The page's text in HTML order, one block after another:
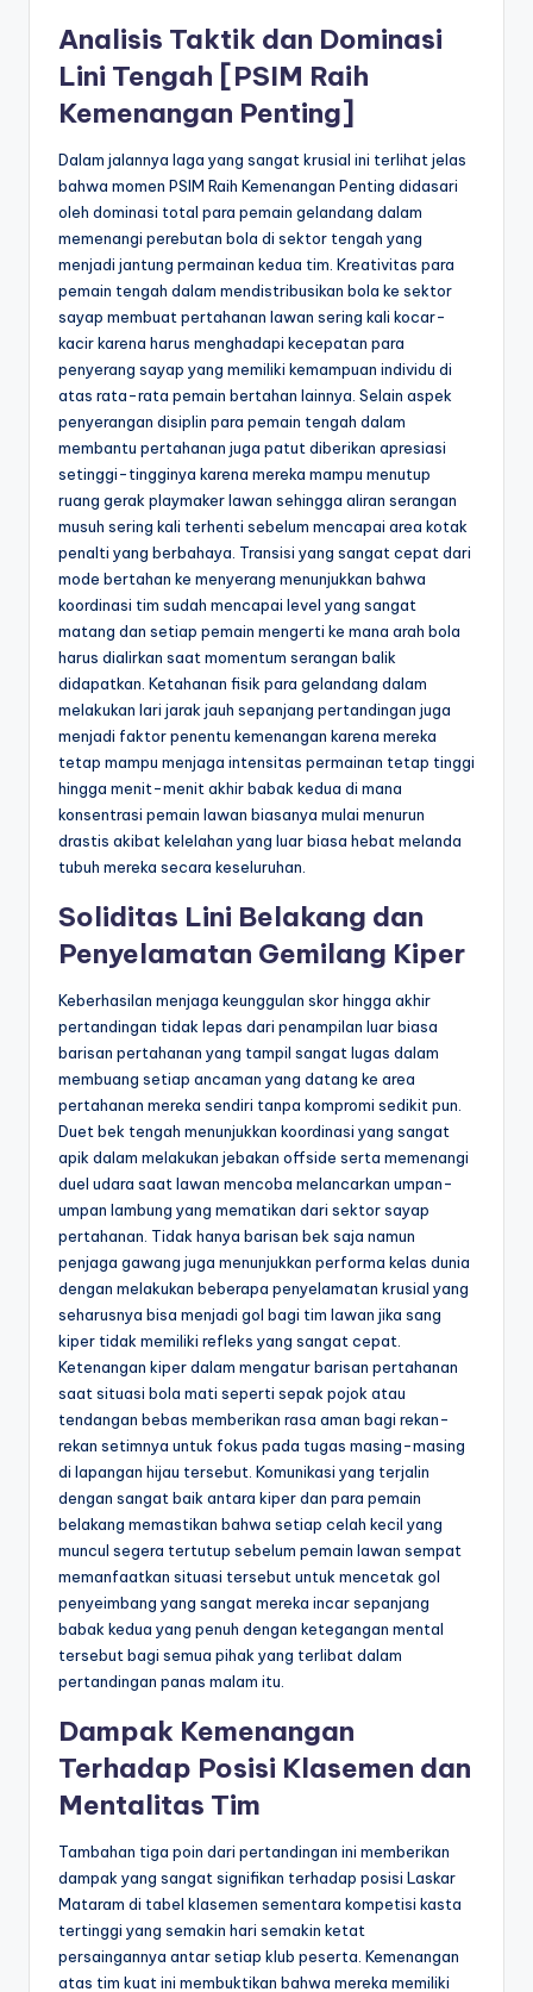
Analisis Taktik dan Dominasi
Lini Tengah [PSIM Raih
Kemenangan Penting]
Dalam jalannya laga yang sangat krusial ini terlihat jelas
bahwa momen PSIM Raih Kemenangan Penting didasari
oleh dominasi total para pemain gelandang dalam
memenangi perebutan bola di sektor tengah yang
menjadi jantung permainan kedua tim. Kreativitas para
pemain tengah dalam mendistribusikan bola ke sektor
sayap membuat pertahanan lawan sering kali kocar-
kacir karena harus menghadapi kecepatan para
penyerang sayap yang memiliki kemampuan individu di
atas rata-rata pemain bertahan lainnya. Selain aspek
penyerangan disiplin para pemain tengah dalam
membantu pertahanan juga patut diberikan apresiasi
setinggi-tingginya karena mereka mampu menutup
ruang gerak playmaker lawan sehingga aliran serangan
musuh sering kali terhenti sebelum mencapai area kotak
penalti yang berbahaya. Transisi yang sangat cepat dari
mode bertahan ke menyerang menunjukkan bahwa
koordinasi tim sudah mencapai level yang sangat
matang dan setiap pemain mengerti ke mana arah bola
harus dialirkan saat momentum serangan balik
didapatkan. Ketahanan fisik para gelandang dalam
melakukan lari jarak jauh sepanjang pertandingan juga
menjadi faktor penentu kemenangan karena mereka
tetap mampu menjaga intensitas permainan tetap tinggi
hingga menit-menit akhir babak kedua di mana
konsentrasi pemain lawan biasanya mulai menurun
drastis akibat kelelahan yang luar biasa hebat melanda
tubuh mereka secara keseluruhan.
Soliditas Lini Belakang dan
Penyelamatan Gemilang Kiper
Keberhasilan menjaga keunggulan skor hingga akhir
pertandingan tidak lepas dari penampilan luar biasa
barisan pertahanan yang tampil sangat lugas dalam
membuang setiap ancaman yang datang ke area
pertahanan mereka sendiri tanpa kompromi sedikit pun.
Duet bek tengah menunjukkan koordinasi yang sangat
apik dalam melakukan jebakan offside serta memenangi
duel udara saat lawan mencoba melancarkan umpan-
umpan lambung yang mematikan dari sektor sayap
pertahanan. Tidak hanya barisan bek saja namun
penjaga gawang juga menunjukkan performa kelas dunia
dengan melakukan beberapa penyelamatan krusial yang
seharusnya bisa menjadi gol bagi tim lawan jika sang
kiper tidak memiliki refleks yang sangat cepat.
Ketenangan kiper dalam mengatur barisan pertahanan
saat situasi bola mati seperti sepak pojok atau
tendangan bebas memberikan rasa aman bagi rekan-
rekan setimnya untuk fokus pada tugas masing-masing
di lapangan hijau tersebut. Komunikasi yang terjalin
dengan sangat baik antara kiper dan para pemain
belakang memastikan bahwa setiap celah kecil yang
muncul segera tertutup sebelum pemain lawan sempat
memanfaatkan situasi tersebut untuk mencetak gol
penyeimbang yang sangat mereka incar sepanjang
babak kedua yang penuh dengan ketegangan mental
tersebut bagi semua pihak yang terlibat dalam
pertandingan panas malam itu.
Dampak Kemenangan
Terhadap Posisi Klasemen dan
Mentalitas Tim
Tambahan tiga poin dari pertandingan ini memberikan
dampak yang sangat signifikan terhadap posisi Laskar
Mataram di tabel klasemen sementara kompetisi kasta
tertinggi yang semakin hari semakin ketat
persaingannya antar setiap klub peserta. Kemenangan
atas tim kuat ini membuktikan bahwa mereka memiliki